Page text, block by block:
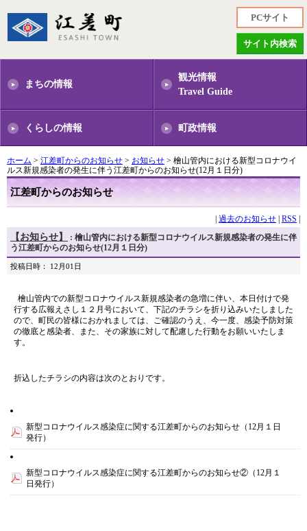
PCサイト
サイト内検索
まちの情報
観光情報
Travel Guide
くらしの情報 町政情報
ホーム > 江差町からのお知らせ > お知らせ > 檜山管内における新型コロナウイ
ルス新規感染者の発生に伴う江差町からのお知らせ(12月１日分)
江差町からのお知らせ
過去のお知らせ RSS
【お知らせ】
: 檜山管内における新型コロナウイルス新規感染者の発生に伴
う江差町からのお知らせ(12月１日分)
投稿日時： 12月01日
檜山管内での新型コロナウイルス新規感染者の急増に伴い、本日付けで発
行する広報えさし１２月号において、下記のチラシを折り込みいたしました
ので、町民の皆様におかれましては、ご確認のうえ、今一度、感染予防対策
の徹底と感染者、また、その家族に対して配慮した行動をお願いいたしま
す。
折込したチラシの内容は次のとおりです。
新型コロナウイルス感染症に関する江差町からのお知らせ（12月１日
発行）
新型コロナウイルス感染症に関する江差町からのお知らせ②（12月１
日発行）